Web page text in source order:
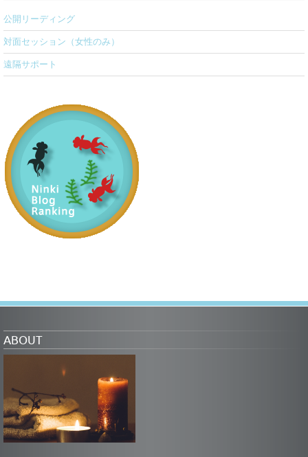
公開リーディング
対面セッション（女性のみ）
遠隔サポート
ABOUT